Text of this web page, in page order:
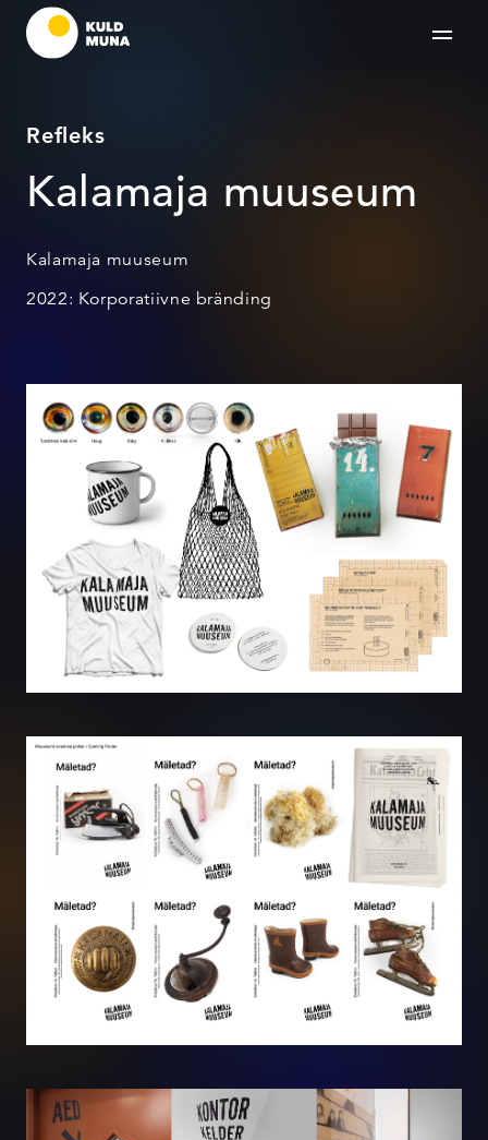
Refleks
Kalamaja muuseum
Kalamaja muuseum
2022: Korporatiivne bränding